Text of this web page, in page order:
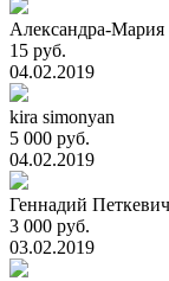
Александра-Мария
15 руб.
04.02.2019
kira simonyan
5 000 руб.
04.02.2019
Геннадий Петкевич
3 000 руб.
03.02.2019